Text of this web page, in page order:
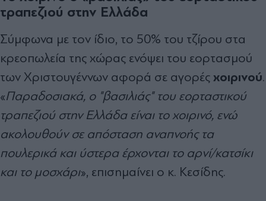
τραπεζιού στην Ελλάδα
Σύμφωνα με τον ίδιο, το 50% του τζίρου στα
κρεοπωλεία της χώρας ενόψει του εορτασμού
των Χριστουγέννων αφορά σε αγορές χοιρινού.
«Παραδοσιακά, ο "βασιλιάς" του εορταστικού
τραπεζιού στην Ελλάδα είναι το χοιρινό, ενώ
ακολουθούν σε απόσταση αναπνοής τα
πουλερικά και ύστερα έρχονται το αρνί/κατσίκι
και το μοσχάρι», επισημαίνει ο κ. Κεσίδης.